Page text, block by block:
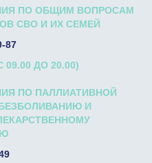
ПО ОБЩИМ ВОПРОСАМ
СВО И ИХ СЕМЕЙ
87
ДО 20.00)
ПО ПАЛЛИАТИВНОЙ
И